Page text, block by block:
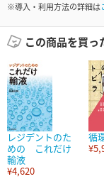
※導入・利用方法の詳細は
この商品を買っ
レジデントのた
めの これだけ
輸液
¥4,620
循